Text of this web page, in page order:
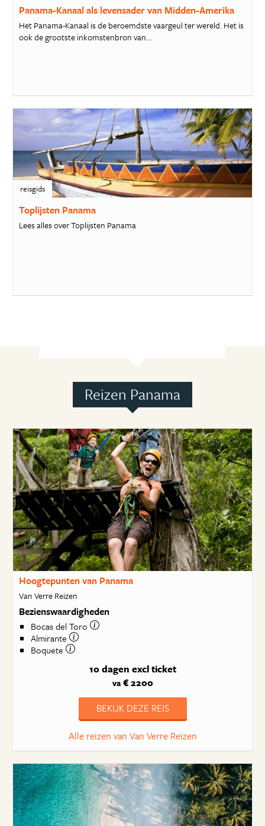
Panama-Kanaal als levensader van Midden-Amerika
Het Panama-Kanaal is de beroemdste vaargeul ter wereld. Het is
ook de grootste inkomstenbron van...
reisgids
Toplijsten Panama
Lees alles over Toplijsten Panama
Reizen Panama
Hoogtepunten van Panama
Van Verre Reizen
Bezienswaardigheden
Bocas del Toro
Almirante
Boquete
10 dagen excl ticket
va€ 2200
BEKIJK DEZE REIS
Alle reizen van Van Verre Reizen